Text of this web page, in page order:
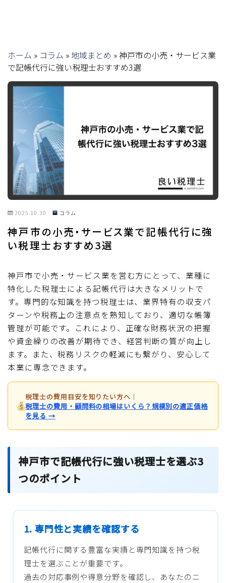
ホーム » コラム » 地域まとめ »神戸市の小売・サービス業
で記帳代行に強い税理士おすすめ3選
2025.10.30 コラム
神戸市の小売・サービス業で記帳代行に強
い税理士おすすめ3選
神戸市で小売・サービス業を営む方にとって、業種に
特化した税理士による記帳代行は大きなメリットで
す。専門的な知識を持つ税理士は、業界特有の収支パ
ターンや税務上の注意点を熟知しており、適切な帳簿
管理が可能です。これにより、正確な財務状況の把握
や資金繰りの改善が期待でき、経営判断の質が向上し
ます。また、税務リスクの軽減にも繋がり、安心して
本業に専念できます。
税理士の費用目安を知りたい方へ ｜
税理士の費用・顧問料の相場はいくら？規模別の適正価格
を見る →
神戸市で記帳代行に強い税理士を選ぶ3
つのポイント
1. 専門性と実績を確認する
記帳代行に関する豊富な実績と専門知識を持つ税
理士を選ぶことが重要です。
過去の対応事例や得意分野を確認し、あなたのニ